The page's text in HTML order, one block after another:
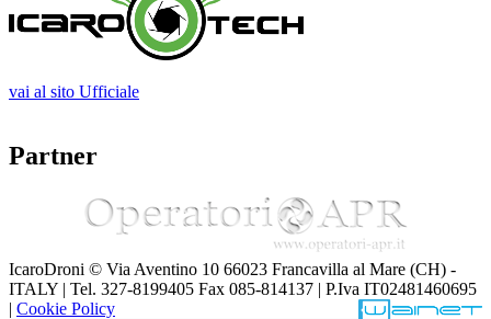
vai al sito Ufficiale
Partner
IcaroDroni © Via Aventino 10 66023 Francavilla al Mare (CH) -
ITALY | Tel. 327-8199405 Fax 085-814137 | P.Iva IT02481460695
| Cookie Policy